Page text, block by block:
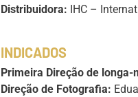
Distribuidora: IHC –
INDICADOS
Primeira Direção de longa-
Direção de Fotografia: